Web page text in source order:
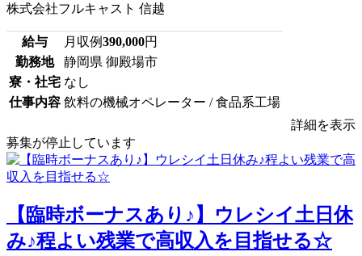
株式会社フルキャスト 信越
給与 月収例390,000円
勤務地
静岡県 御殿場市
寮・社宅 なし
仕事内容 飲料の機械オペレーター / 食品系工場
詳細を表示
募集が停止しています
【臨時ボーナスあり♪】ウレシイ土日休
み♪程よい残業で高収入を目指せる☆